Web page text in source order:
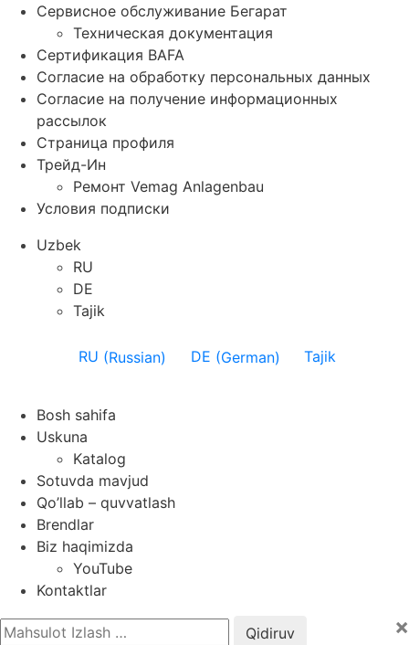
Сервисное обслуживание Бегарат
Техническая документация
Сертификация BAFA
Согласие на обработку персональных данных
Согласие на получение информационных
рассылок
Страница профиля
Трейд-Ин
Ремонт Vemag Anlagenbau
Условия подписки
Uzbek
RU
DE
Tajik
RU (Russian) DE (German) Tajik
Bosh sahifa
Uskuna
Katalog
Sotuvda mavjud
Qo’llab – quvvatlash
Brendlar
Biz haqimizda
YouTube
Kontaktlar
Qidirshish:
×